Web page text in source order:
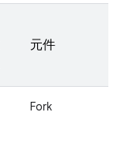
元件
Fork